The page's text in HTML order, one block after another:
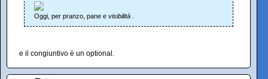
Oggi, per pranzo, pane e visibilità
e il congiuntivo è un optional.